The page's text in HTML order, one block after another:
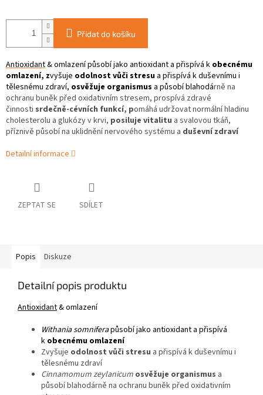
Přidat do košíku
Antioxidant& omlazení působí jako antioxidant a přispívá k obecnému
omlazení, zvyšuje odolnost vůči stresu a přispívá k duševnímu i
tělesnému zdraví, osvěžuje organismus a působí blahodárně na
ochranu buněk před oxidativním stresem, prospívá zdravé
činnosti srdečně-cévních funkcí, pomáhá udržovat normální hladinu
cholesterolu a glukózy v krvi, posiluje vitalitu a svalovou tkáň,
příznivě působí na uklidnění nervového systému a duševní zdraví
Detailní informace
ZEPTAT SE SDÍLET
Popis Diskuze
Detailní popis produktu
Antioxidant& omlazení
Withania somniferapůsobí jako antioxidant a přispívá
k obecnému omlazení
Zvyšuje odolnost vůči stresu a přispívá k duševnímu i
tělesnému zdraví
Cinnamomum zeylanicum osvěžuje organismus a
působí blahodárně na ochranu buněk před oxidativním